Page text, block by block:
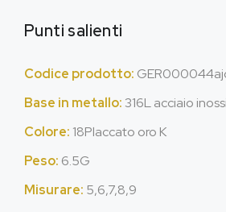
Punti salienti
Codice prodotto:
Base in metallo: 316L acciaio
Colore: 18Placcato oro K
Peso: 6.5G
Misurare: 5,6,7,8,9